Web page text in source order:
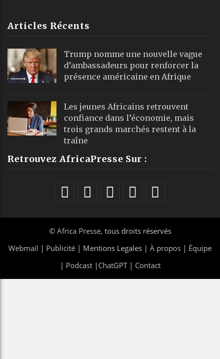
Articles Récents
Trump nomme une nouvelle vague
d’ambassadeurs pour renforcer la
présence américaine en Afrique
Les jeunes Africains retrouvent
confiance dans l’économie, mais
trois grands marchés restent à la
traîne
Retrouvez AfricaPresse Sur :
© Africa Presse, tous droits réservés
Webmail | Publicité | Mentions Legales | À propos | Équipe
| Podcast| ChatGPT| Contact